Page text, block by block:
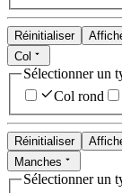
Réinitialiser
Col
Sélectionner un
Col rond
Réinitialiser
Manches
Sélectionner un